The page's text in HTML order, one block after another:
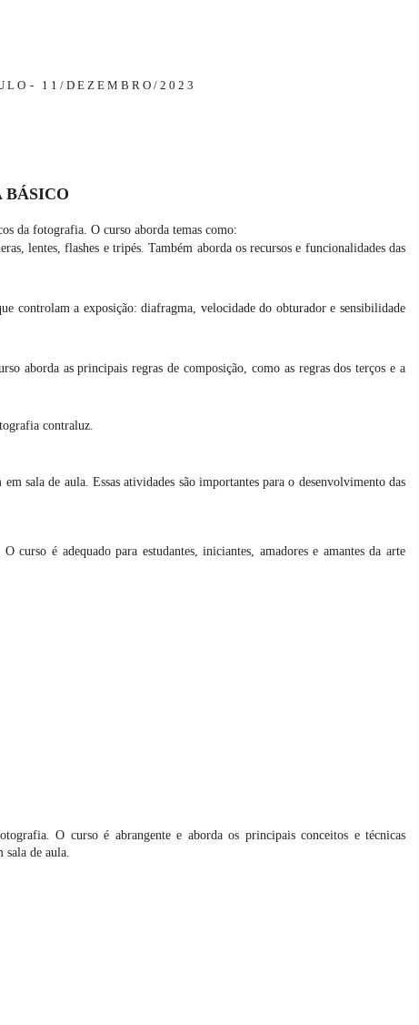
11/DEZEMBRO/2023
BÁSICO
da fotografia. O curso aborda temas como:
lentes, flashes e tripés. Também aborda os recursos e funcionalidades das
controlam a exposição: diafragma, velocidade do obturador e sensibilidade
aborda as principais regras de composição, como as regras dos terços e a
contraluz.
sala de aula. Essas atividades são importantes para o desenvolvimento das
curso é adequado para estudantes, iniciantes, amadores e amantes da arte
O curso é abrangente e aborda os principais conceitos e técnicas
sala de aula.